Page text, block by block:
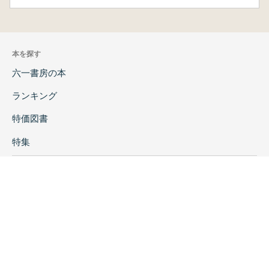
本を探す
六一書房の本
ランキング
特価図書
特集